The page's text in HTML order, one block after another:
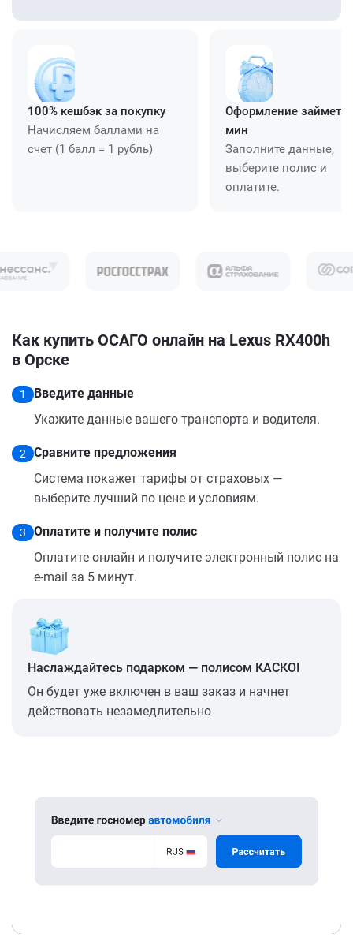
100% кешбэк за покупку
Начисляем баллами на
счет (1 балл = 1 рубль)
Оформление займет
мин
Заполните данные,
выберите полис и
оплатите.
Как купить ОСАГО онлайн на Lexus RX400h
в Орске
1
Введите данные
Укажите данные вашего транспорта и водителя.
2
Сравните предложения
Система покажет тарифы от страховых —
выберите лучший по цене и условиям.
3
Оплатите и получите полис
Оплатите онлайн и получите электронный полис на
e-mail за 5 минут.
Наслаждайтесь подарком — полисом КАСКО!
Он будет уже включен в ваш заказ и начнет
действовать незамедлительно